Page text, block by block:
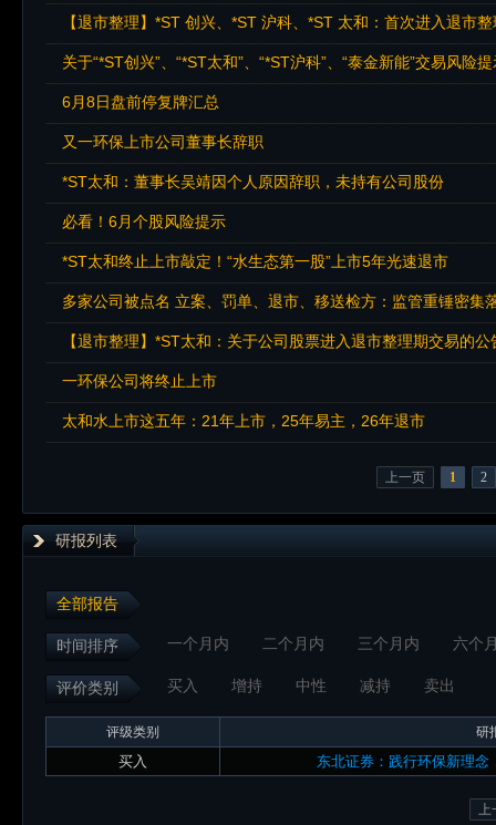
【退市整理】*ST 创兴、*ST 沪科、*ST 太和：首次进入退市
关于“*ST创兴”、“*ST太和”、“*ST沪科”、“泰金新能”交易风险
6月8日盘前停复牌汇总
又一环保上市公司董事长辞职
*ST太和：董事长吴靖因个人原因辞职，未持有公司股份
必看！6月个股风险提示
*ST太和终止上市敲定！“水生态第一股”上市5年光速退市
多家公司被点名 立案、罚单、退市、移送检方：监管重锤密集
【退市整理】*ST太和：关于公司股票进入退市整理期交易的公
一环保公司将终止上市
太和水上市这五年：21年上市，25年易主，26年退市
上一页 1 2
研报列表
全部报告
时间排序 一个月内 二个月内 三个月内 六个
评价类别 买入 增持 中性 减持 卖出
评级类别 研
买入 东北证券：践行环保新理